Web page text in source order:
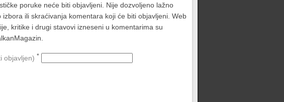
poruke neće biti objavljeni. Nije dozvoljeno lažno
ili skraćivanja komentara koji će biti objavljeni. Web
kritike i drugi stavovi izneseni u komentarima su
objavljen) *